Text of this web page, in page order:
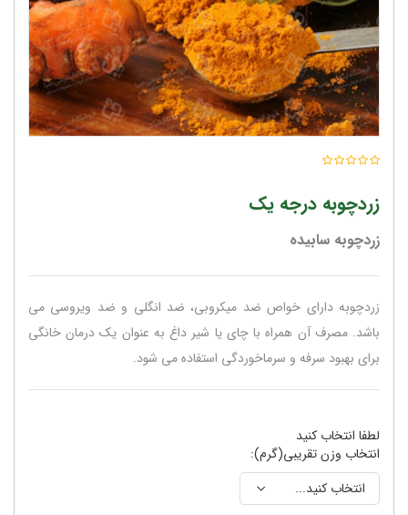
زردچوبه درجه یک
زردچوبه سابیده
زردچوبه دارای خواص ضد میکروبی، ضد انگلی و ضد ویروسی می
باشد. مصرف آن همراه با چای یا شیر داغ به عنوان یک درمان خانگی
برای بهبود سرفه و سرماخوردگی استفاده می شود.
لطفا انتخاب کنید
انتخاب وزن تقریبی(گرم):